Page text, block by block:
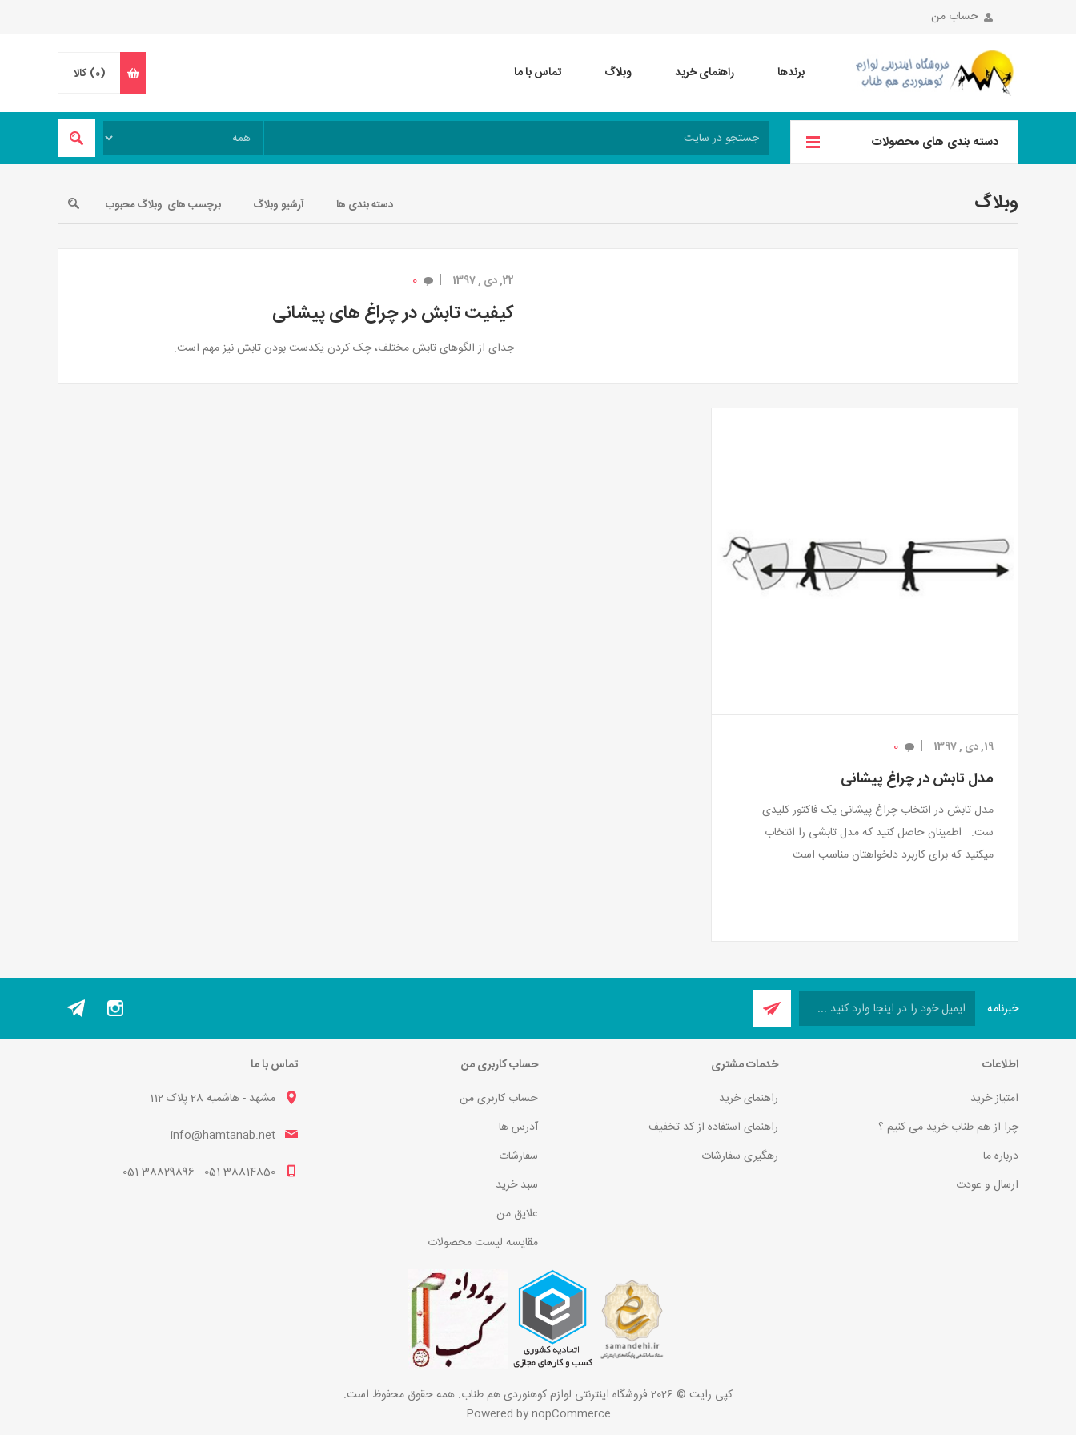
حساب من
برندها راهنمای خرید وبلاگ تماس با ما (0) کالا
دسته بندی های محصولات
وبلاگ
22, دی , 1397 0
کیفیت تابش در چراغ های پیشانی
جدای از الگوهای تابش مختلف، چک کردن یکدست بودن تابش نیز مهم است.
19, دی , 1397 0
مدل تابش در چراغ پیشانی
مدل تابش در انتخاب چراغ پیشانی یک فاکتور کلیدی
ست. اطمینان حاصل کنید که مدل تابشی را انتخاب
میکنید که برای کاربرد دلخواهتان مناسب است.
دسته بندی ها آرشیو وبلاگ برچسب های وبلاگ محبوب
خبرنامه
اطلاعات
امتیاز خرید
چرا از هم طناب خرید می کنیم ؟
درباره ما
ارسال و عودت
خدمات مشتری
راهنمای خرید
راهنمای استفاده از کد تخفیف
رهگیری سفارشات
حساب کاربری من
حساب کاربری من
آدرس ها
سفارشات
سبد خرید
علایق من
مقایسه لیست محصولات
تماس با ما
مشهد - هاشمیه 28 پلاک 112
info@hamtanab.net
38814850 051 - 38829896 051
کپی رایت © 2026 فروشگاه اینترنتی لوازم کوهنوردی هم طناب. همه حقوق محفوظ است.
Powered bynopCommerce